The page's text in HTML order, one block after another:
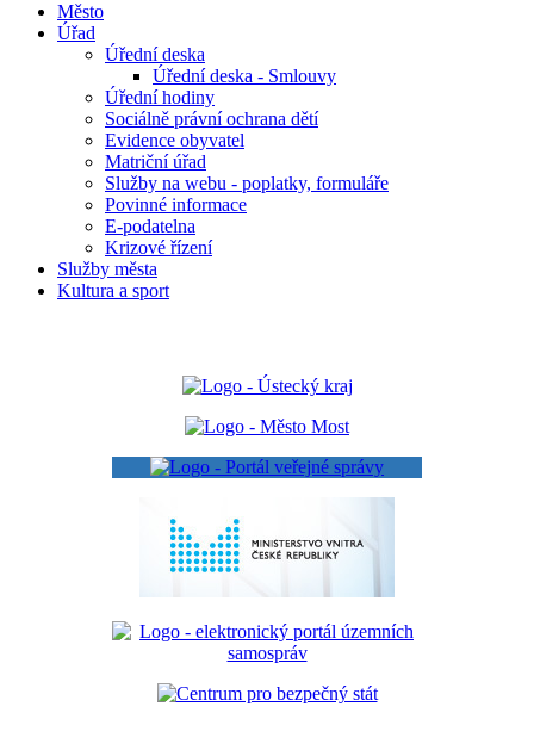
Město
Úřad
Úřední deska
Úřední deska - Smlouvy
Úřední hodiny
Sociálně právní ochrana dětí
Evidence obyvatel
Matriční úřad
Služby na webu - poplatky, formuláře
Povinné informace
E-podatelna
Krizové řízení
Služby města
Kultura a sport